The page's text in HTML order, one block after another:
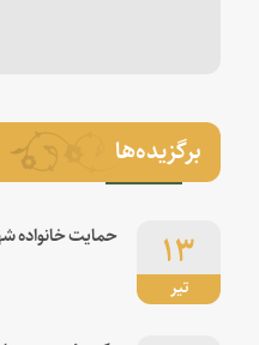
برگزیده‌ها
تیر
۱۳ حمایت خانواده